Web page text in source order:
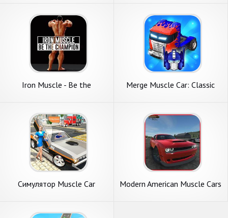
Iron Muscle - Be the
Merge Muscle Car: Classic
Симулятор Muscle Car
Modern American Muscle Cars